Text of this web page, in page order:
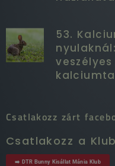
53.
Csatlakozz zárt
Csatlakozz a
➡️ DTR Bunny Kisállat Mánia Klub